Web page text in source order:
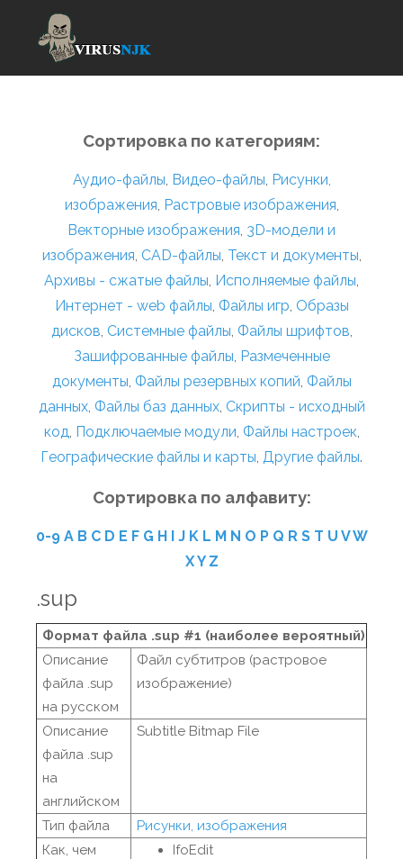
Сортировка по категориям:
Аудио-файлы, Видео-файлы, Рисунки,
изображения, Растровые изображения,
Векторные изображения, 3D-модели и
изображения, CAD-файлы, Текст и документы,
Архивы - сжатые файлы, Исполняемые файлы,
Интернет - web файлы, Файлы игр, Образы
дисков, Системные файлы, Файлы шрифтов,
Зашифрованные файлы, Размеченные
документы, Файлы резервных копий, Файлы
данных, Файлы баз данных, Скрипты - исходный
код, Подключаемые модули, Файлы настроек,
Географические файлы и карты, Другие файлы.
Сортировка по алфавиту:
0-9 A B C D E F G H I J K L M N O P Q R S T U VW
XY Z
.sup
Формат файла .sup #1 (наиболее вероятный)
Описание
файла .sup
на русском
Файл субтитров (растровое
изображение)
Описание
файла .sup
на
английском
Subtitle Bitmap File
Тип файла
Рисунки, изображения
Как, чем
IfoEdit